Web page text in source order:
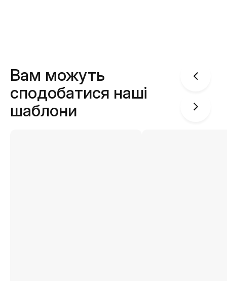
Вам можуть
сподобатися наші
шаблони